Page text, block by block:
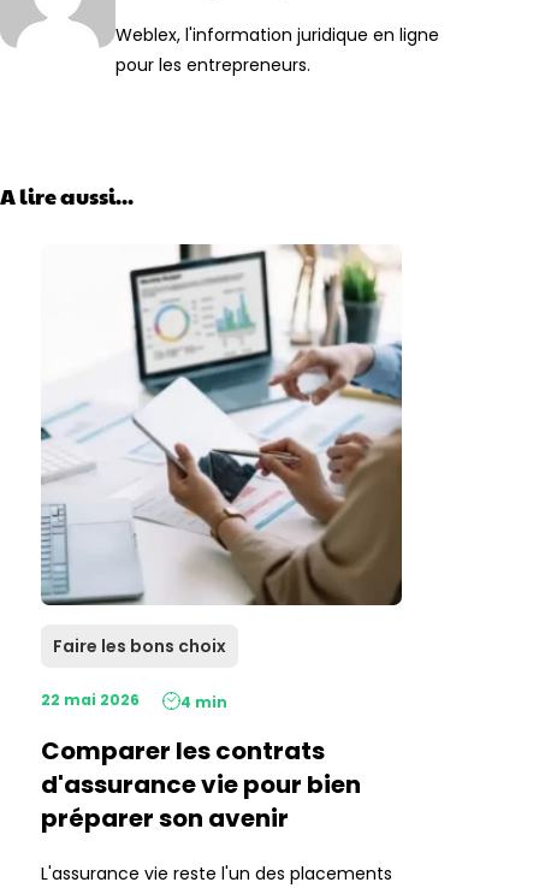
Weblex, l'information juridique en ligne
pour les entrepreneurs.
A lire aussi...
Faire les bons choix
22 mai 2026 4 min
Comparer les contrats
d'assurance vie pour bien
préparer son avenir
L'assurance vie reste l'un des placements